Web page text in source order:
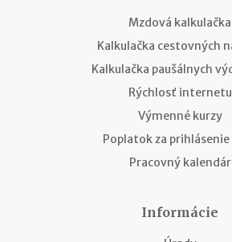
Mzdová kalkulačka
Kalkulačka cestovných
Kalkulačka paušálnych
Rýchlosť internetu
Výmenné kurzy
Poplatok za prihlásenie
Pracovný kalendár
Informácie